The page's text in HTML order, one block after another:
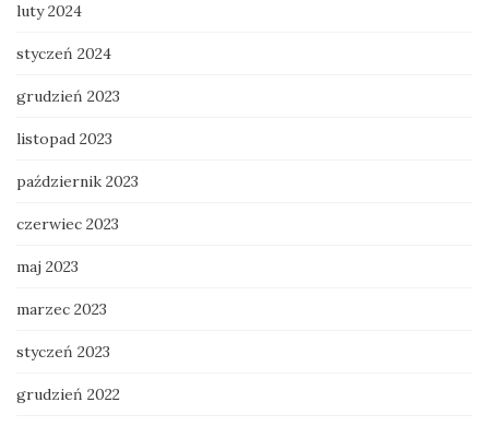
luty 2024
styczeń 2024
grudzień 2023
listopad 2023
październik 2023
czerwiec 2023
maj 2023
marzec 2023
styczeń 2023
grudzień 2022